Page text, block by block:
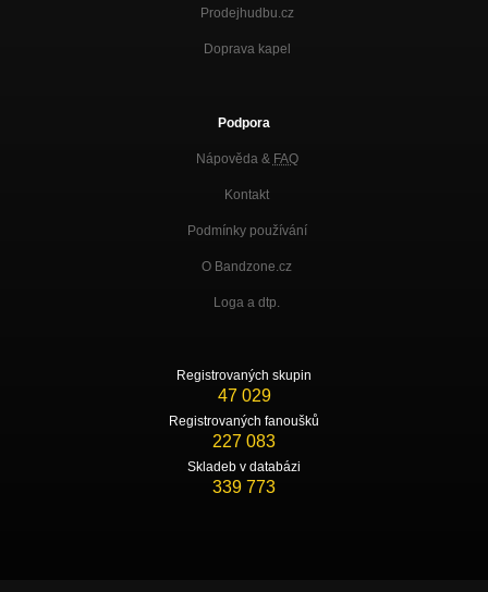
Prodejhudbu.cz
Doprava kapel
Podpora
Nápověda & FAQ
Kontakt
Podmínky používání
O Bandzone.cz
Loga a dtp.
Registrovaných skupin
47 029
Registrovaných fanoušků
227 083
Skladeb v databázi
339 773